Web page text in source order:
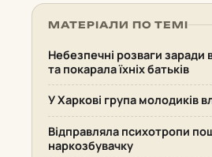
МАТЕРІАЛИ ПО ТЕМІ
Небезпечні розваги заради
та покарала їхніх батьків
У Харкові група молодиків
Відправляла психотропи
наркозбувачку